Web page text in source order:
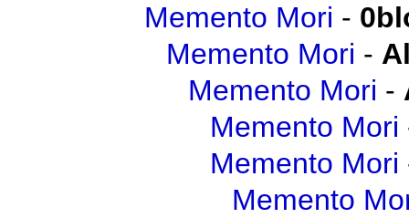
Memento Mori -
Memento Mori -
Memento Mori -
Memento Mori
Memento Mori
Memento